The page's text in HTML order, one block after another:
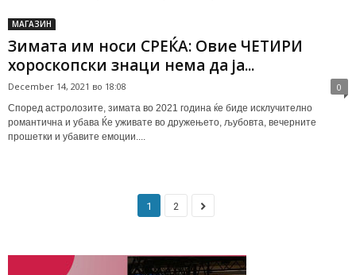
МАГАЗИН
Зимата им носи СРЕЌА: Овие ЧЕТИРИ
хороскопски знаци нема да ја...
December 14, 2021 во 18:08 0
Според астролозите, зимата во 2021 година ќе биде исклучително
романтична и убава Ќе уживате во дружењето, љубовта, вечерните
прошетки и убавите емоции....
1 2